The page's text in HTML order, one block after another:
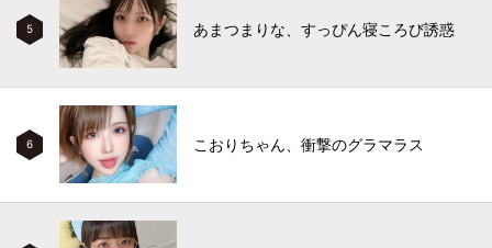
5 あまつまりな、すっぴん寝ころび誘惑
6 こおりちゃん、衝撃のグラマラス